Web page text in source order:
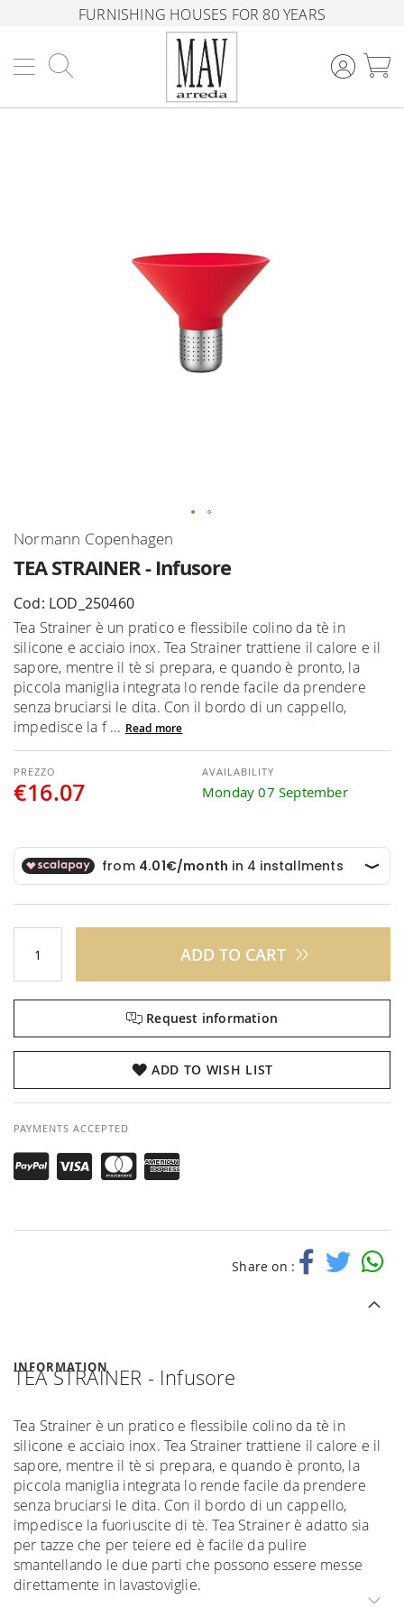
FURNISHING HOUSES FOR 80 YEARS
TEA STRAINER - Infusore
Normann Copenhagen
Cod: LOD_250460
Tea Strainer è un pratico e flessibile colino da tè in
silicone e acciaio inox. Tea Strainer trattiene il calore e il
sapore, mentre il tè si prepara, e quando è pronto, la
piccola maniglia integrata lo rende facile da prendere
senza bruciarsi le dita. Con il bordo di un cappello,
impedisce la f ... Read more
€16.07
AVAILABILITY
Monday 07 September
ADD TO CART
Request information
ADD TO WISH LIST
PAYMENTS ACCEPTED
Share on :
Skip
the
beginning
of
the
images
gallery
INFORMATION
TEA STRAINER - Infusore
Tea Strainer è un pratico e flessibile colino da tè in
silicone e acciaio inox. Tea Strainer trattiene il calore e il
sapore, mentre il tè si prepara, e quando è pronto, la
piccola maniglia integrata lo rende facile da prendere
senza bruciarsi le dita. Con il bordo di un cappello,
impedisce la fuoriuscite di tè. Tea Strainer è adatto sia
per tazze che per teiere ed è facile da pulire
smantellando le due parti che possono essere messe
direttamente in lavastoviglie.